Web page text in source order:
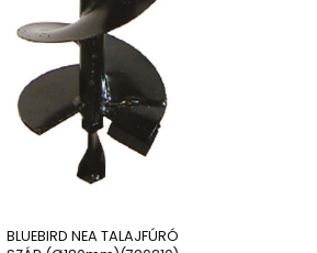
BLUEBIRD NEA TALAJFÚRÓ